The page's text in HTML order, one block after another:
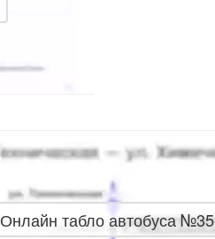
Онлайн табло автобуса №35